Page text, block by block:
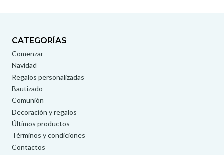
CATEGORÍAS
Comenzar
Navidad
Regalos personalizadas
Bautizado
Comunión
Decoración y regalos
Últimos productos
Términos y condiciones
Contactos